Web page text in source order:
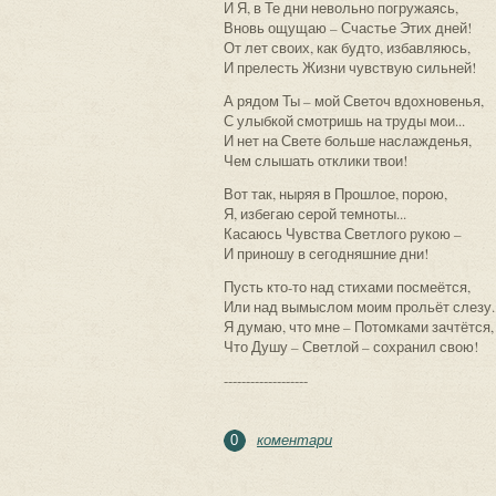
И Я, в Те дни невольно погружаясь,
Вновь ощущаю – Счастье Этих дней!
От лет своих, как будто, избавляюсь,
И прелесть Жизни чувствую сильней!
А рядом Ты – мой Светоч вдохновенья,
С улыбкой смотришь на труды мои...
И нет на Свете больше наслажденья,
Чем слышать отклики твои!
Вот так, ныряя в Прошлое, порою,
Я, избегаю серой темноты...
Касаюсь Чувства Светлого рукою –
И приношу в сегодняшние дни!
Пусть кто-то над стихами посмеётся,
Или над вымыслом моим прольёт
Я думаю, что мне – Потомками зачтётся,
Что Душу – Светлой – сохранил свою!
-------------------
0 коментари